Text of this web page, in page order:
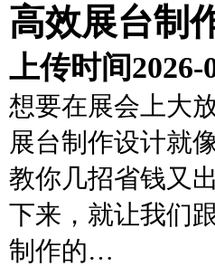
高效展台制
上传时间2026-
想要在展会上大
展台制作设计就
教你几招省钱又
下来，就让我们
制作的…